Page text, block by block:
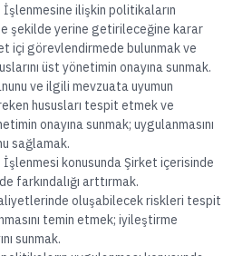
İşlenmesine ilişkin politikaların
şekilde yerine getirileceğine karar
içi görevlendirmede bulunmak ve
üst yönetimin onayına sunmak.
ve ilgili mevzuata uyumun
hususları tespit etmek ve
onayına sunmak; uygulanmasını
sağlamak.
İşlenmesi konusunda Şirket içerisinde
farkındalığı arttırmak.
oluşabilecek riskleri tespit
temin etmek; iyileştirme
sunmak.